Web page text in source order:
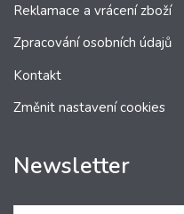
Reklamace a vrácení zboží
Zpracování osobních údajů
Kontakt
Změnit nastavení cookies
Newsletter